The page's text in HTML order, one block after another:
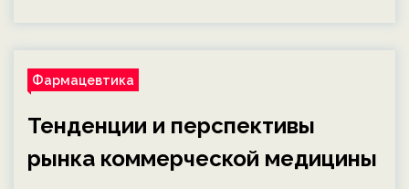
Фармацевтика
Тенденции и перспективы
рынка коммерческой медицины